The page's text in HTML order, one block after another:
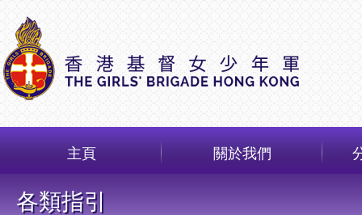
主頁 關於我們
各類指引